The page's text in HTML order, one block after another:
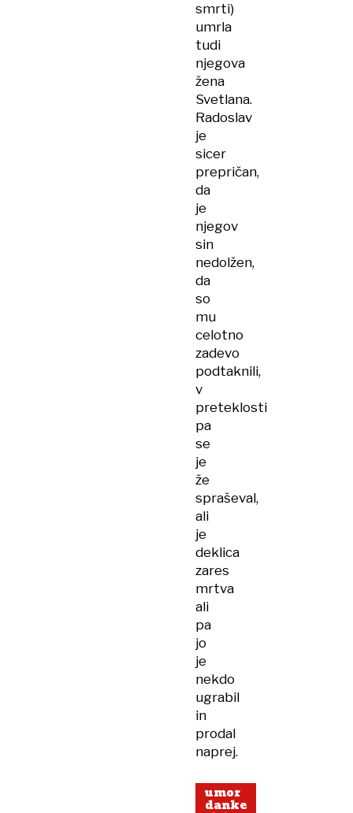
smrti)
umrla
tudi
njegova
žena
Svetlana.
Radoslav
je
sicer
prepričan,
da
je
njegov
sin
nedolžen,
da
so
mu
celotno
zadevo
podtaknili,
v
preteklosti
pa
se
je
že
spraševal,
ali
je
deklica
zares
mrtva
ali
pa
jo
je
nekdo
ugrabil
in
prodal
naprej.
umor
danke